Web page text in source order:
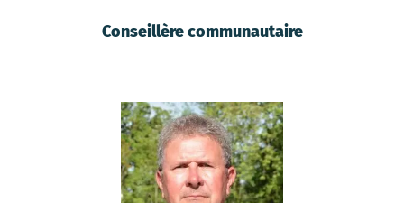
Conseillère communautaire